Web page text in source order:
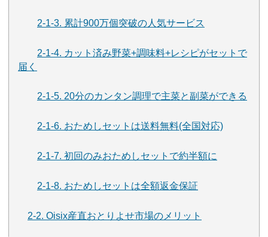
2-1-3. 累計900万個突破の人気サービス
2-1-4. カット済み野菜+調味料+レシピがセットで
届く
2-1-5. 20分のカンタン調理で主菜と副菜ができる
2-1-6. おためしセットは送料無料(全国対応)
2-1-7. 初回のみおためしセットで約半額に
2-1-8. おためしセットは全額返金保証
2-2. Oisix産直おとりよせ市場のメリット